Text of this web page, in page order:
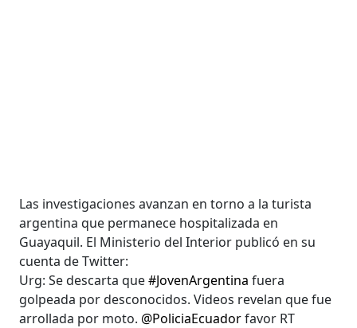
Las investigaciones avanzan en torno a la turista
argentina que permanece hospitalizada en
Guayaquil. El Ministerio del Interior publicó en su
cuenta de Twitter:
Urg: Se descarta que#JovenArgentina fuera
golpeada por desconocidos. Videos revelan que fue
arrollada por moto. @PoliciaEcuadorfavor RT